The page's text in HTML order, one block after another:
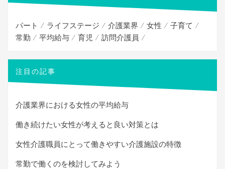
パート ライフステージ 介護業界 女性
子育て
常勤
平均給与 育児 訪問介護員
注目の記事
介護業界における女性の平均給与
働き続けたい女性が考えると良い対策とは
女性介護職員にとって働きやすい介護施設の特徴
常勤で働くのを検討してみよう